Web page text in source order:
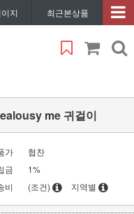
지 최근본상품
me 귀걸이
가
협찬
금
1%
비
(조건) 지역별